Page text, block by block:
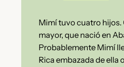
Mimí tuvo cuatro hijos.
mayor, que nació en
Probablemente Mimí
Rica embazada de ella